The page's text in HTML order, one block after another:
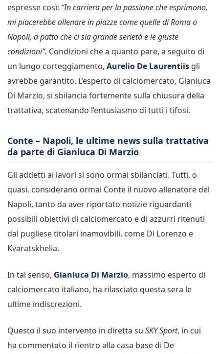
espresse così: “In carriera per la passione che esprimono,
mi piacerebbe allenare in piazze come quelle di Roma o
Napoli, a patto che ci sia grande serietà e le giuste
condizioni”. Condizioni che a quanto pare, a seguito di
un lungo corteggiamento, Aurelio De Laurentiis gli
avrebbe garantito. L’esperto di calciomercato, Gianluca
Di Marzio, si sbilancia fortemente sulla chiusura della
trattativa, scatenando l’entusiasmo di tutti i tifosi.
Conte – Napoli, le ultime news sulla trattativa
da parte di Gianluca Di Marzio
Gli addetti ai lavori si sono ormai sbilanciati. Tutti, o
quasi, considerano ormai Conte il nuovo allenatore del
Napoli, tanto da aver riportato notizie riguardanti
possibili obiettivi di calciomercato e di azzurri ritenuti
dal pugliese titolari inamovibili, come Di Lorenzo e
Kvaratskhelia.
In tal senso, Gianluca Di Marzio, massimo esperto di
calciomercato italiano, ha rilasciato questa sera le
ultime indiscrezioni.
Questo il suo intervento in diretta su SKY Sport, in cui
ha commentato il rientro alla casa base di De